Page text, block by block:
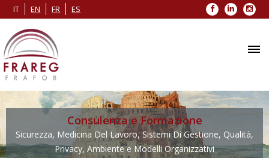
IT EN FR ES Facebook
LinkedIn
Consulenza e Formazione
Sicurezza, Medicina Del Lavoro, Sistemi Di Gestione, Qualità,
Privacy, Ambiente e Modelli Organizzativi